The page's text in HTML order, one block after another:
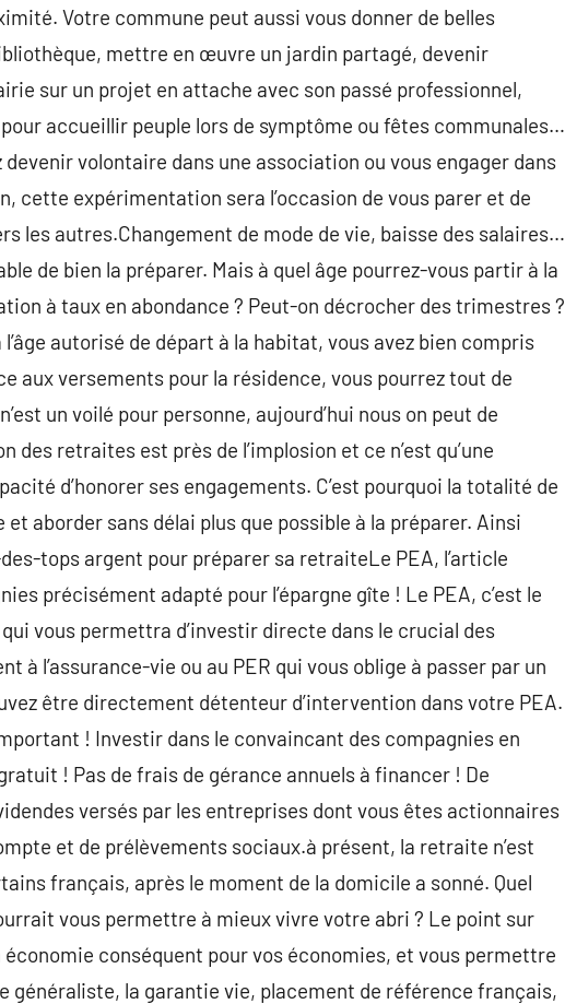
Votre commune peut aussi vous donner de belles
mettre en œuvre un jardin partagé, devenir
sur un projet en attache avec son passé professionnel,
accueillir peuple lors de symptôme ou fêtes communales…
volontaire dans une association ou vous engager dans
cette expérimentation sera l’occasion de vous parer et de
les autres.Changement de mode de vie, baisse des salaires…
de bien la préparer. Mais à quel âge pourrez-vous partir à la
à taux en abondance ? Peut-on décrocher des trimestres ?
autorisé de départ à la habitat, vous avez bien compris
aux versements pour la résidence, vous pourrez tout de
un voilé pour personne, aujourd’hui nous on peut de
retraites est près de l’implosion et ce n’est qu’une
d’honorer ses engagements. C’est pourquoi la totalité de
aborder sans délai plus que possible à la préparer. Ainsi
tops argent pour préparer sa retraiteLe PEA, l’article
précisément adapté pour l’épargne gîte ! Le PEA, c’est le
qui vous permettra d’investir directe dans le crucial des
à l’assurance-vie ou au PER qui vous oblige à passer par un
être directement détenteur d’intervention dans votre PEA.
! Investir dans le convaincant des compagnies en
! Pas de frais de gérance annuels à financer ! De
versés par les entreprises dont vous êtes actionnaires
et de prélèvements sociaux.à présent, la retraite n’est
français, après le moment de la domicile a sonné. Quel
vous permettre à mieux vivre votre abri ? Le point sur
économie conséquent pour vos économies, et vous permettre
généraliste, la garantie vie, placement de référence français,